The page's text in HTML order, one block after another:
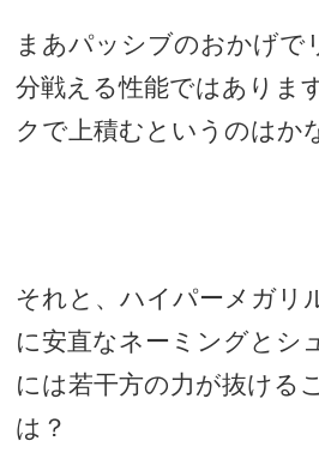
まあパッシブのおかげで
分戦える性能ではありま
クで上積むというのはか
それと、ハイパーメガリ
に安直なネーミングとシ
には若干方の力が抜ける
は？